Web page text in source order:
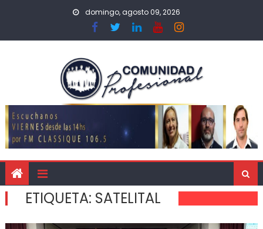
domingo, agosto 09, 2026
ETIQUETA: SATELITAL